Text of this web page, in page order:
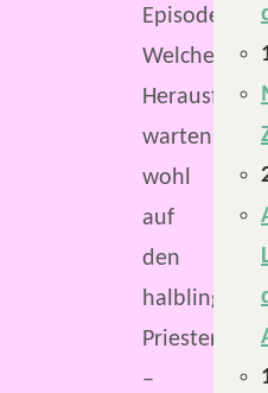
Episode.
Welche
warten
wohl
auf
den
Priester
–